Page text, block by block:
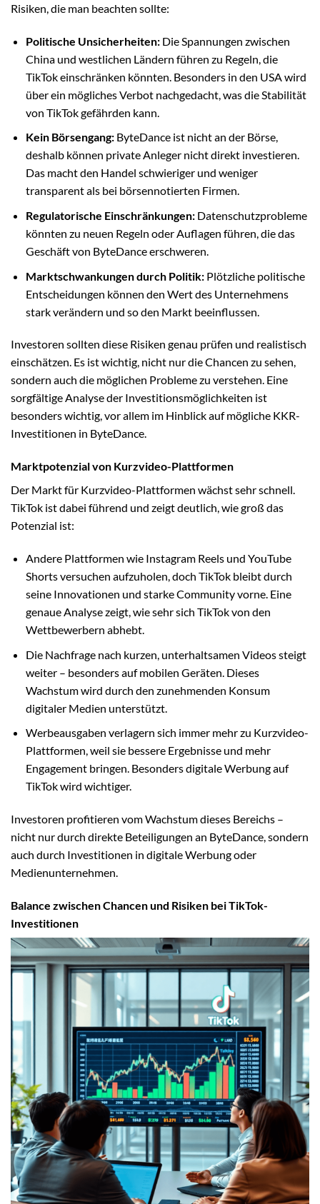
Risiken, die man beachten sollte:
Politische Unsicherheiten:Die Spannungen zwischen
China und westlichen Ländern führen zu Regeln, die
TikTok einschränken könnten. Besonders in den USA wird
über ein mögliches Verbot nachgedacht, was die Stabilität
von TikTok gefährden kann.
Kein Börsengang:ByteDance ist nicht an der Börse,
deshalb können private Anleger nicht direkt investieren.
Das macht den Handel schwieriger und weniger
transparent als bei börsennotierten Firmen.
Regulatorische Einschränkungen:Datenschutzprobleme
könnten zu neuen Regeln oder Auflagen führen, die das
Geschäft von ByteDance erschweren.
Marktschwankungen durch Politik:Plötzliche politische
Entscheidungen können den Wert des Unternehmens
stark verändern und so den Markt beeinflussen.
Investoren sollten diese Risiken genau prüfen und realistisch
einschätzen. Es ist wichtig, nicht nur die Chancen zu sehen,
sondern auch die möglichen Probleme zu verstehen. Eine
sorgfältige Analyse der Investitionsmöglichkeiten ist
besonders wichtig, vor allem im Hinblick auf mögliche KKR-
Investitionen in ByteDance.
Marktpotenzial von Kurzvideo-Plattformen
Der Markt für Kurzvideo-Plattformen wächst sehr schnell.
TikTok ist dabei führend und zeigt deutlich, wie groß das
Potenzial ist:
Andere Plattformen wie Instagram Reels und YouTube
Shorts versuchen aufzuholen, doch TikTok bleibt durch
seine Innovationen und starke Community vorne. Eine
genaue Analyse zeigt, wie sehr sich TikTok von den
Wettbewerbern abhebt.
Die Nachfrage nach kurzen, unterhaltsamen Videos steigt
weiter – besonders auf mobilen Geräten. Dieses
Wachstum wird durch den zunehmenden Konsum
digitaler Medien unterstützt.
Werbeausgaben verlagern sich immer mehr zu Kurzvideo-
Plattformen, weil sie bessere Ergebnisse und mehr
Engagement bringen. Besonders digitale Werbung auf
TikTok wird wichtiger.
Investoren profitieren vom Wachstum dieses Bereichs –
nicht nur durch direkte Beteiligungen an ByteDance, sondern
auch durch Investitionen in digitale Werbung oder
Medienunternehmen.
Balance zwischen Chancen und Risiken bei TikTok-
Investitionen